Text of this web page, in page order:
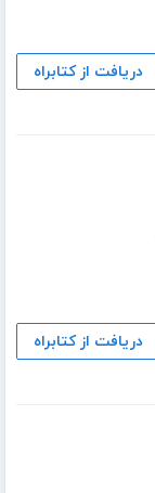
دریافت از کتابراه
دریافت از کتابراه